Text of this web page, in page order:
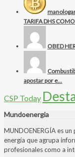
TARIFA DHS
OBED
apostar por e...
CSP Today
Mundoenergia
MUNDOENERGÍA es
energía que agrupa
profesionales como a